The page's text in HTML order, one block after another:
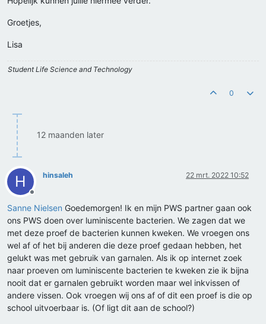
Groetjes,
Lisa
Student Life Science and Technology
0
12 maanden later
H
Offline
hinsaleh 22 mrt. 2022 10:52
Sanne Nielsen Goedemorgen! Ik en mijn PWS partner gaan ook
ons PWS doen over luminiscente bacterien. We zagen dat we
met deze proef de bacterien kunnen kweken. We vroegen ons
wel af of het bij anderen die deze proef gedaan hebben, het
gelukt was met gebruik van garnalen. Als ik op internet zoek
naar proeven om luminiscente bacterien te kweken zie ik bijna
nooit dat er garnalen gebruikt worden maar wel inkvissen of
andere vissen. Ook vroegen wij ons af of dit een proef is die op
school uitvoerbaar is. (Of ligt dit aan de school?)